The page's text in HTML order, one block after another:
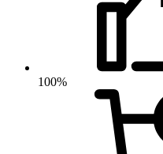
100%